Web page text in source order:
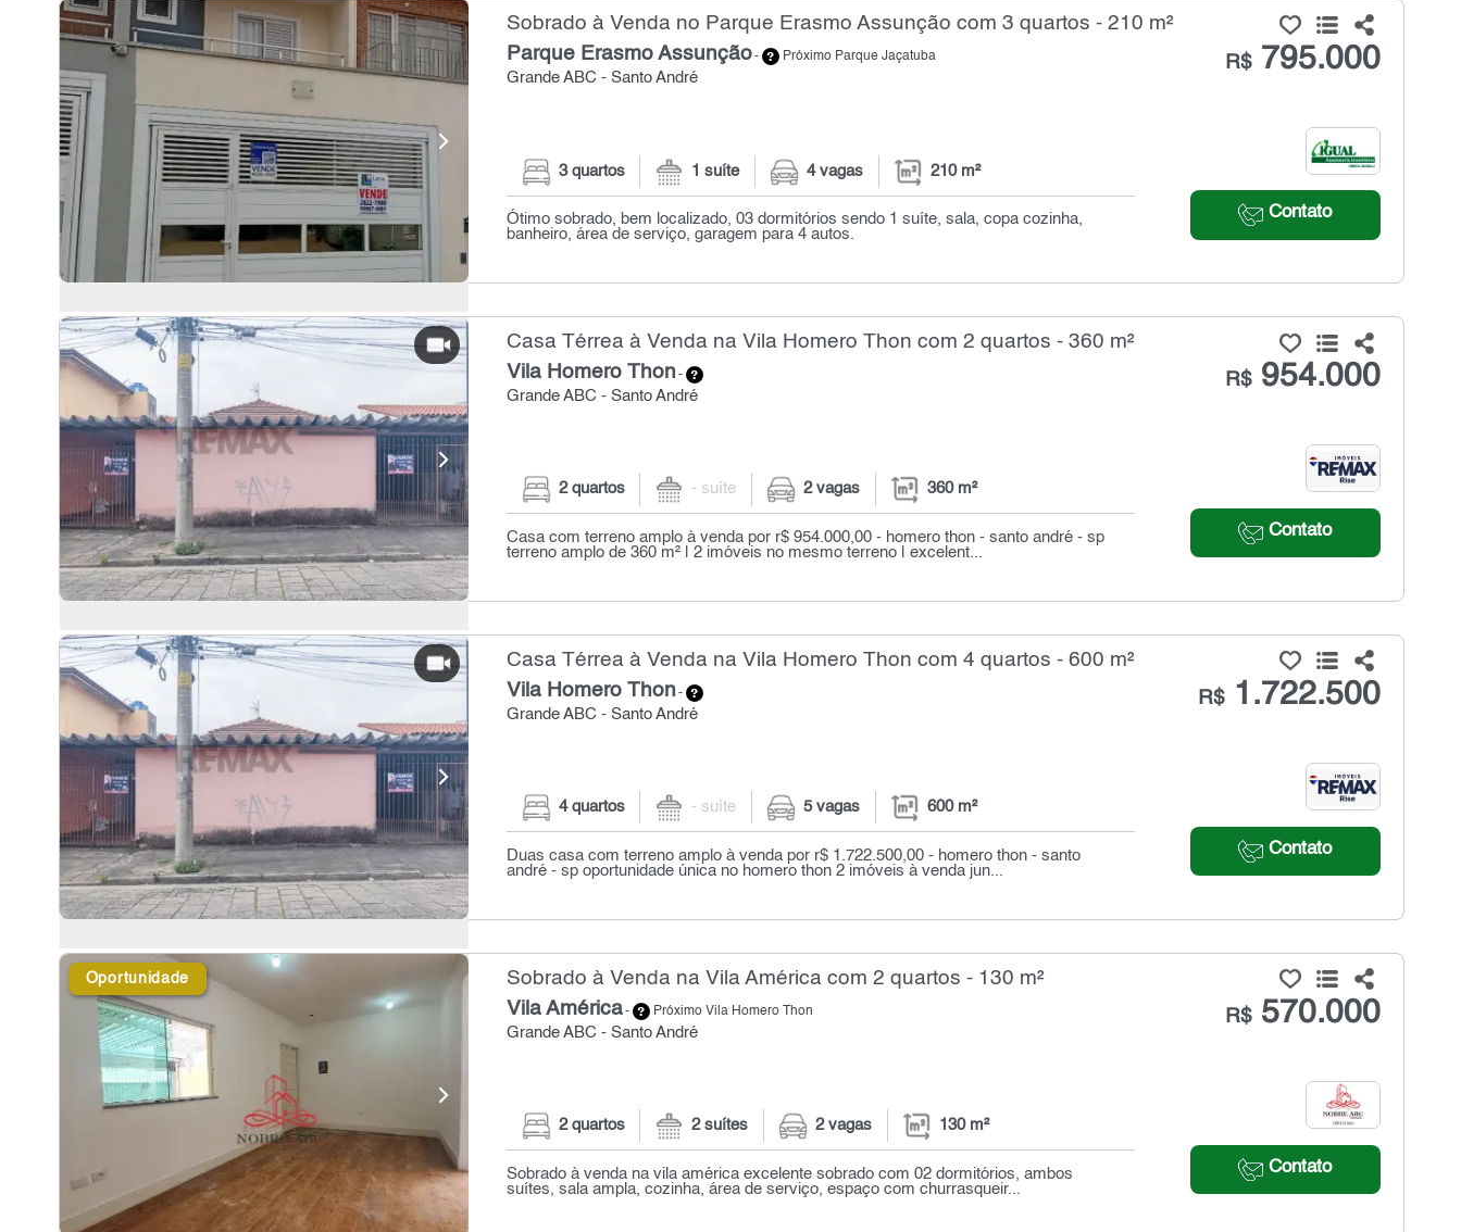
Sobrado à Venda no Parque Erasmo Assunção com 3 quartos - 210 m²
Parque Erasmo Assunção- Próximo Parque Jaçatuba
Grande ABC - Santo André
R$795.000
Contato
3 quartos 1 suíte 4 vagas 210 m²
Ótimo sobrado, bem localizado, 03 dormitórios sendo 1 suíte, sala, copa cozinha,
banheiro, área de serviço, garagem para 4 autos.
Casa Térrea à Venda na Vila Homero Thon com 2 quartos - 360 m²
Vila Homero Thon -
Grande ABC - Santo André
R$954.000
Contato
2 quartos - suíte 2 vagas 360 m²
Casa com terreno amplo à venda por r$ 954.000,00 - homero thon - santo andré - sp
terreno amplo de 360 m² | 2 imóveis no mesmo terreno | excelent...
Casa Térrea à Venda na Vila Homero Thon com 4 quartos - 600 m²
Vila Homero Thon -
Grande ABC - Santo André
R$1.722.500
Contato
4 quartos - suíte 5 vagas 600 m²
Duas casa com terreno amplo à venda por r$ 1.722.500,00 - homero thon - santo
andré - sp oportunidade única no homero thon 2 imóveis à venda jun...
Oportunidade Sobrado à Venda na Vila América com 2 quartos - 130 m²
Vila América- Próximo Vila Homero Thon
Grande ABC - Santo André
R$570.000
Contato
2 quartos 2 suítes 2 vagas 130 m²
Sobrado à venda na vila américa excelente sobrado com 02 dormitórios, ambos
suítes, sala ampla, cozinha, área de serviço, espaço com churrasqueir...